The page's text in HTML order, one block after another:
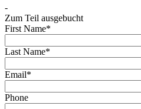
-
Zum Teil ausgebucht
First Name*
Last Name*
Email*
Phone